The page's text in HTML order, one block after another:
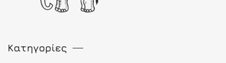
Κατηγορίες